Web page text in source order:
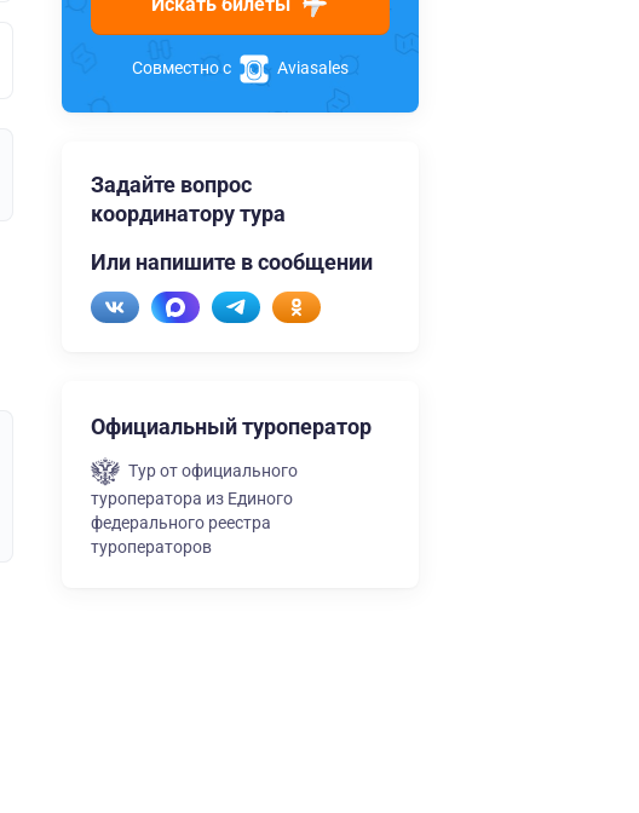
Совместно с Aviasales
Задайте вопрос
координатору тура
Или напишите в сообщении
Официальный туроператор
Тур от официального
туроператора из Единого
федерального реестра
туроператоров